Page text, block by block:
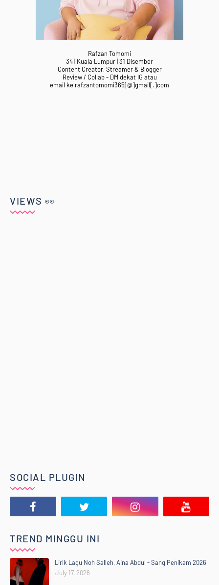
Rafzan Tomomi
34 | Kuala Lumpur | 31 Disember
Content Creator, Streamer & Blogger
Review / Collab - DM dekat IG atau
email ke rafzantomomi365[@]gmail[.]com
VIEWS 👀
SOCIAL PLUGIN
TREND MINGGU INI
Lirik Lagu Noh Salleh, Aina Abdul - Sang Penikam 2026
July 17, 2026